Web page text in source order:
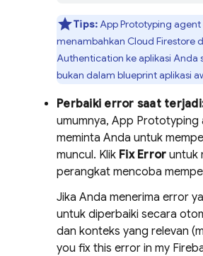
Tips:App Prototyping agent
menambahkan Cloud Firestore
Authentication ke aplikasi Anda
bukan dalam blueprint aplikasi
Perbaiki error saat
umumnya, App Prototyping
meminta Anda untuk
muncul. Klik Fix Error untuk
perangkat mencoba
Jika Anda menerima error
untuk diperbaiki secara
dan konteks yang relevan
you fix this error in my